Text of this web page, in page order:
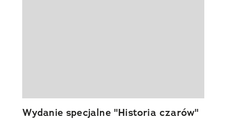
Wydanie specjalne "Historia czarów"